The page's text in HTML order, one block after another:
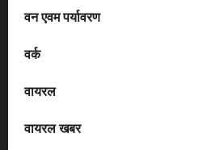
वन एवम पर्यावरण
वर्क
वायरल
वायरल खबर